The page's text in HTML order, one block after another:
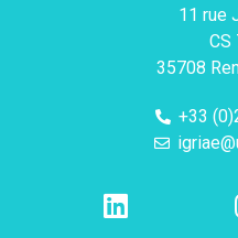
11 rue
CS
35708
+33